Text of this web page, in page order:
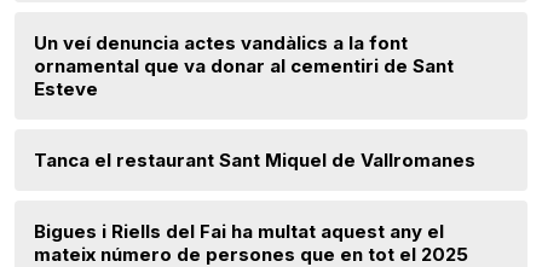
Un veí denuncia actes vandàlics a la font
ornamental que va donar al cementiri de Sant
Esteve
Tanca el restaurant Sant Miquel de Vallromanes
Bigues i Riells del Fai ha multat aquest any el
mateix número de persones que en tot el 2025